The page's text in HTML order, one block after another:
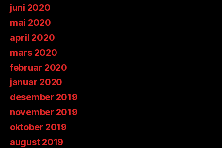
juni 2020
mai 2020
april 2020
mars 2020
februar 2020
januar 2020
desember 2019
november 2019
oktober 2019
august 2019